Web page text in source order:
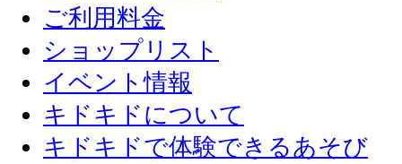
ご利用料金
ショップリスト
イベント情報
キドキドについて
キドキドで体験できるあそび